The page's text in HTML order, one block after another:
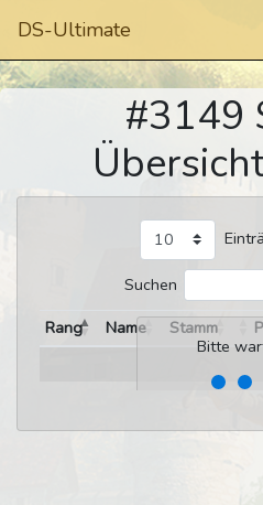
DS-Ultimate
#3149
Suchen
Bitte
Rang Name Stamm